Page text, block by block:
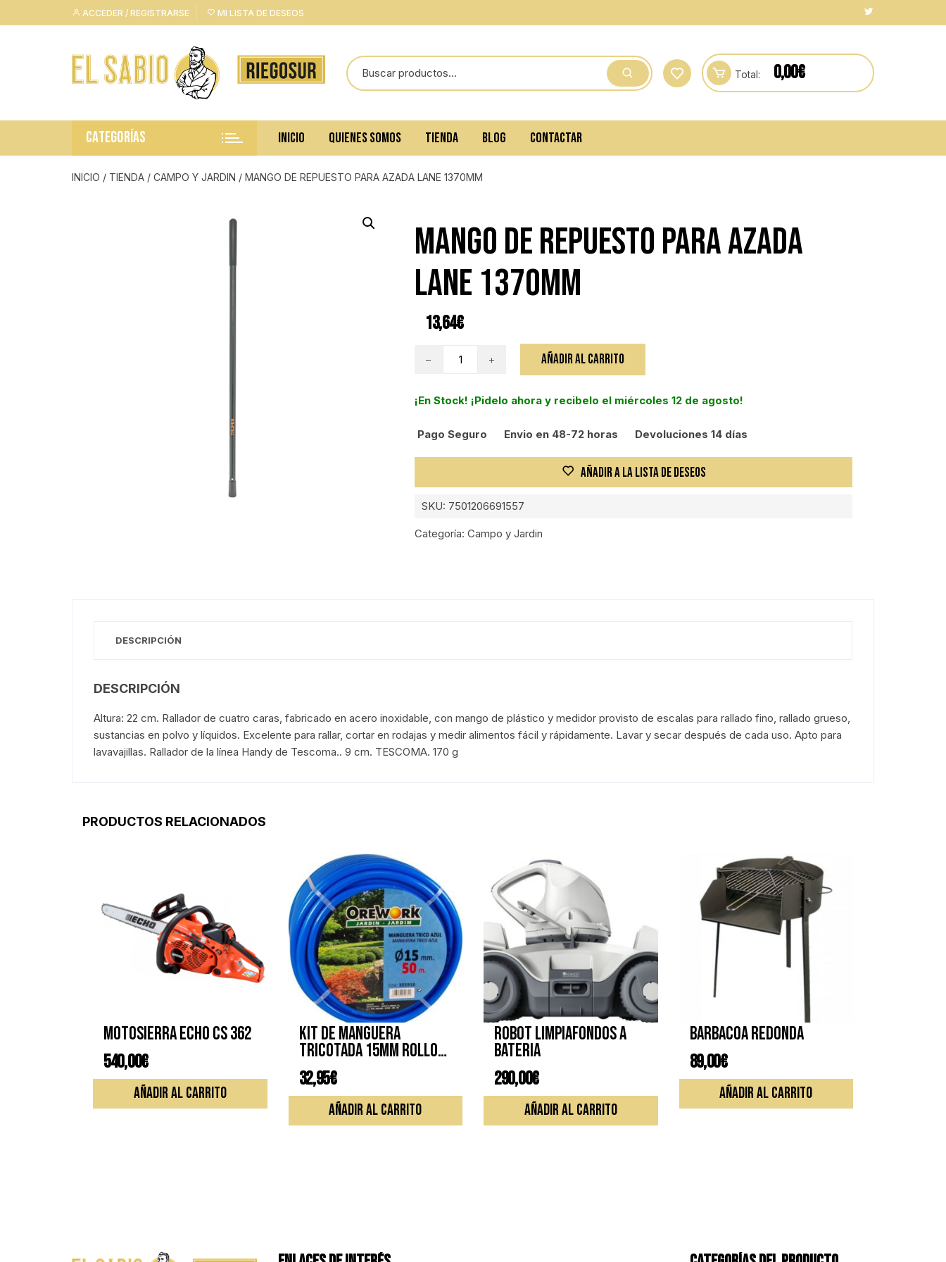
al
ACCEDER / REGISTRARSE MI LISTA DE DESEOS
Total: 0,00€
CATEGORÍAS INICIO QUIENES SOMOS TIENDA BLOG CONTACTAR
INICIO / TIENDA / CAMPO Y JARDIN / MANGO DE REPUESTO PARA AZADA LANE 1370MM
MANGO DE REPUESTO PARA AZADA
LANE 1370MM
13,64€
MANGO
PARA
LANE
1370MM
AÑADIR AL CARRITO
¡En Stock! ¡Pidelo ahora y recibelo el miércoles 12 de agosto!
Pago Seguro Envio en 48-72 horas Devoluciones 14 días
AÑADIR A LA LISTA DE DESEOS
SKU: 7501206691557
Categoría: Campo y Jardin
DESCRIPCIÓN
DESCRIPCIÓN
Altura: 22 cm. Rallador de cuatro caras, fabricado en acero inoxidable, con mango de plástico y medidor provisto de escalas para rallado fino, rallado grueso,
sustancias en polvo y líquidos. Excelente para rallar, cortar en rodajas y medir alimentos fácil y rápidamente. Lavar y secar después de cada uso. Apto para
lavavajillas. Rallador de la línea Handy de Tescoma.. 9 cm. TESCOMA. 170 g
PRODUCTOS RELACIONADOS
Motosierra ECHO CS 362
540,00€
AÑADIR AL CARRITO
Kit de manguera
tricotada 15mm Rollo
25 metros
32,95€
AÑADIR AL CARRITO
Robot limpiafondos a
bateria
290,00€
AÑADIR AL CARRITO
Barbacoa redonda
89,00€
AÑADIR AL CARRITO